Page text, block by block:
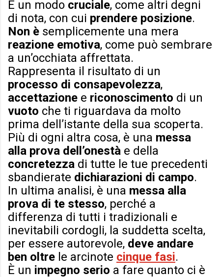
È un modo cruciale, come altri degni
di nota, con cui prendere posizione.
Non è semplicemente una mera
reazione emotiva, come può sembrare
a un’occhiata affrettata.
Rappresenta il risultato di un
processo di consapevolezza,
accettazione e riconoscimento di un
vuoto che ti riguardava da molto
prima dell’istante della sua scoperta.
Più di ogni altra cosa, è una messa
alla prova dell’onestà e della
concretezza di tutte le tue precedenti
sbandierate dichiarazioni di campo.
In ultima analisi, è una messa alla
prova di te stesso, perché a
differenza di tutti i tradizionali e
inevitabili cordogli, la suddetta scelta,
per essere autorevole, deve andare
ben oltre le arcinote cinque fasi.
È un impegno serio a fare quanto ci è